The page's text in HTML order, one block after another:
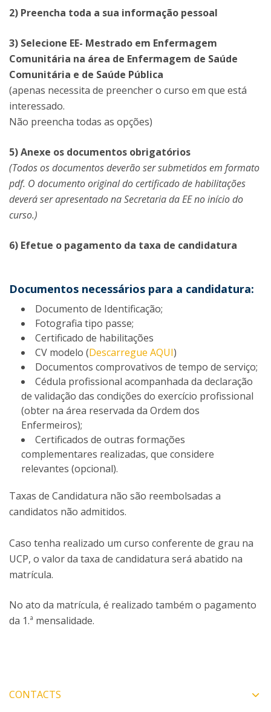
2) Preencha toda a sua informação pessoal
3) Selecione EE- Mestrado em Enfermagem
Comunitária na área de Enfermagem de Saúde
Comunitária e de Saúde Pública
(apenas necessita de preencher o curso em que está
interessado.
Não preencha todas as opções)
5) Anexe os documentos obrigatórios
(Todos os documentos deverão ser submetidos em formato
pdf. O documento original do certificado de habilitações
deverá ser apresentado na Secretaria da EE no início do
curso.)
6) Efetue o pagamento da taxa de candidatura
Documentos necessários para a candidatura:
Documento de Identificação;
Fotografia tipo passe;
Certificado de habilitações
CV modelo (Descarregue AQUI)
Documentos comprovativos de tempo de serviço;
Cédula profissional acompanhada da declaração
de validação das condições do exercício profissional
(obter na área reservada da Ordem dos
Enfermeiros);
Certificados de outras formações
complementares realizadas, que considere
relevantes (opcional).
Taxas de Candidatura não são reembolsadas a
candidatos não admitidos.
Caso tenha realizado um curso conferente de grau na
UCP, o valor da taxa de candidatura será abatido na
matrícula.
No ato da matrícula, é realizado também o pagamento
da 1.ª mensalidade.
CONTACTS